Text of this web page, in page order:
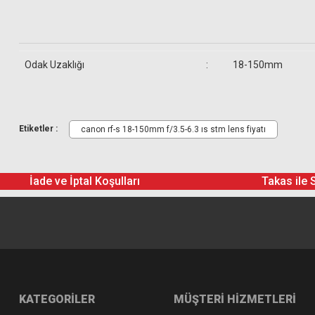
Odak Uzaklığı : 18-150mm
Canon Arka Kapak
Etiketler : canon rf-s 18-150mm f/3.5-6.3 ıs stm lens fiyatı
İade ve İptal Koşulları Takas ile
KATEGORİLER MÜŞTERİ HİZMETLERİ